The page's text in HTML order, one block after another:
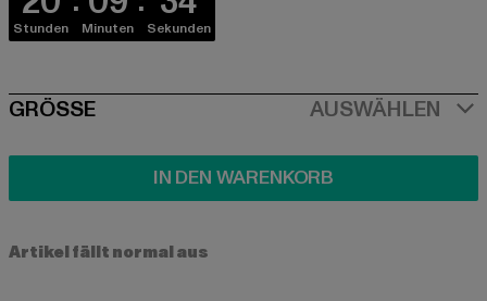
Stunden Minuten Sekunden
SIZE
GRÖSSE AUSWÄHLEN
IN DEN WARENKORB
Artikel fällt normal aus